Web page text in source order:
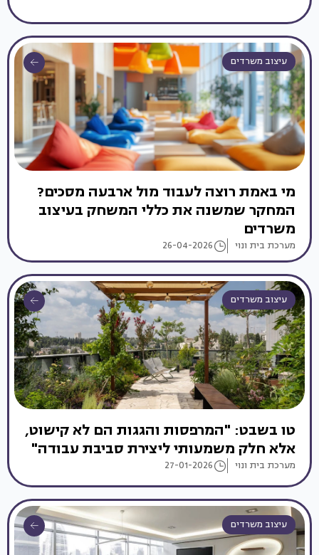
עיצוב משרדים
מי באמת רוצה לעבוד מול ארבעה מסכים?
המחקר שמשנה את כללי המשחק בעיצוב
משרדים
מערכת בית ונוי 26-04-2026
עיצוב משרדים
טו בשבט: "המרפסות והגגות הם לא קישוט,
אלא חלק משמעותי ליצירת סביבת עבודה"
מערכת בית ונוי 27-01-2026
עיצוב משרדים